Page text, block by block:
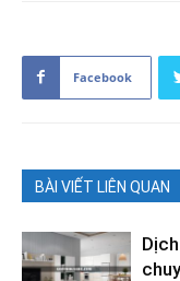
Facebook
BÀI VIẾT LIÊN QUAN